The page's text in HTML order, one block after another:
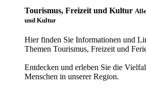
Tourismus, Freizeit und Kultur
und Kultur
Hier finden Sie Informationen und
Themen Tourismus, Freizeit und
Entdecken und erleben Sie die
Menschen in unserer Region.